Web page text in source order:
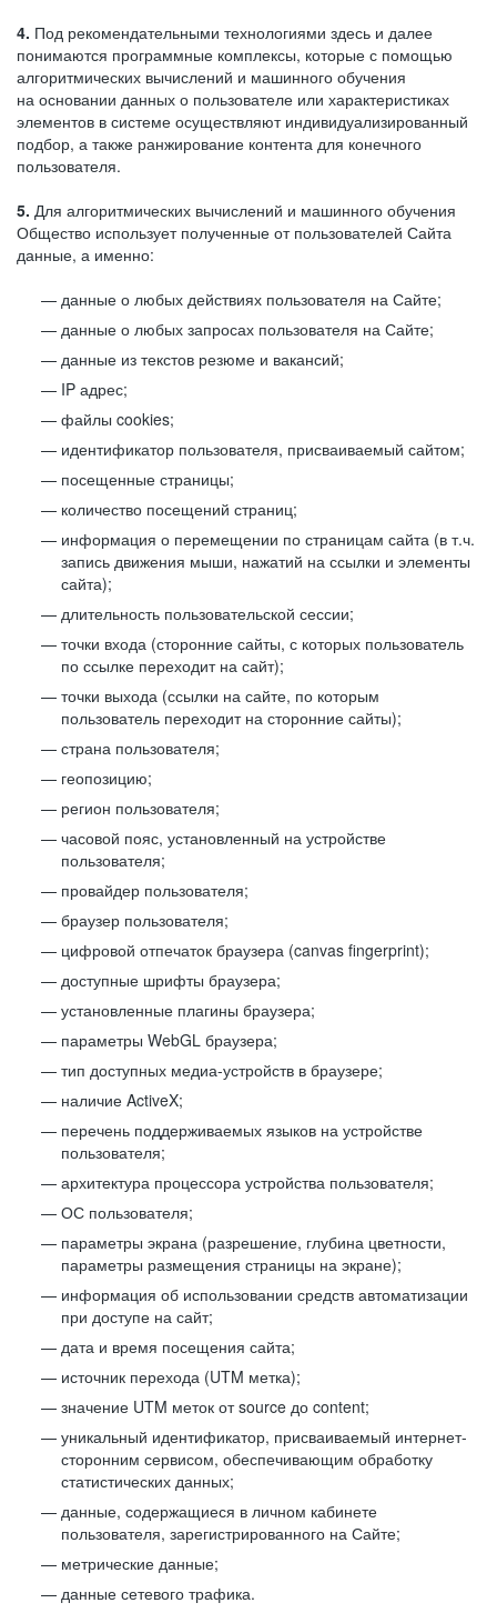
4. Под рекомендательными технологиями здесь и далее
понимаются программные комплексы, которые с помощью
алгоритмических вычислений и машинного обучения
на основании данных о пользователе или характеристиках
элементов в системе осуществляют индивидуализированный
подбор, а также ранжирование контента для конечного
пользователя.
5. Для алгоритмических вычислений и машинного обучения
Общество использует полученные от пользователей Сайта
данные, а именно:
данные о любых действиях пользователя на Сайте;
данные о любых запросах пользователя на Сайте;
данные из текстов резюме и вакансий;
IP адрес;
файлы cookies;
идентификатор пользователя, присваиваемый сайтом;
посещенные страницы;
количество посещений страниц;
информация о перемещении по страницам сайта (в т.ч.
запись движения мыши, нажатий на ссылки и элементы
сайта);
длительность пользовательской сессии;
точки входа (сторонние сайты, с которых пользователь
по ссылке переходит на сайт);
точки выхода (ссылки на сайте, по которым
пользователь переходит на сторонние сайты);
страна пользователя;
геопозицию;
регион пользователя;
часовой пояс, установленный на устройстве
пользователя;
провайдер пользователя;
браузер пользователя;
цифровой отпечаток браузера (canvas fingerprint);
доступные шрифты браузера;
установленные плагины браузера;
параметры WebGL браузера;
тип доступных медиа-устройств в браузере;
наличие ActiveX;
перечень поддерживаемых языков на устройстве
пользователя;
архитектура процессора устройства пользователя;
ОС пользователя;
параметры экрана (разрешение, глубина цветности,
параметры размещения страницы на экране);
информация об использовании средств автоматизации
при доступе на сайт;
дата и время посещения сайта;
источник перехода (UTM метка);
значение UTM меток от source до content;
уникальный идентификатор, присваиваемый интернет-
сторонним сервисом, обеспечивающим обработку
статистических данных;
данные, содержащиеся в личном кабинете
пользователя, зарегистрированного на Сайте;
метрические данные;
данные сетевого трафика.